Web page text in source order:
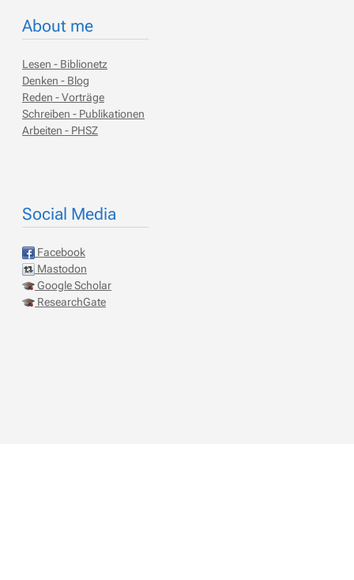
About me
Lesen - Biblionetz
Denken - Blog
Reden - Vorträge
Schreiben - Publikationen
Arbeiten - PHSZ
Social Media
Facebook
Mastodon
Google Scholar
ResearchGate